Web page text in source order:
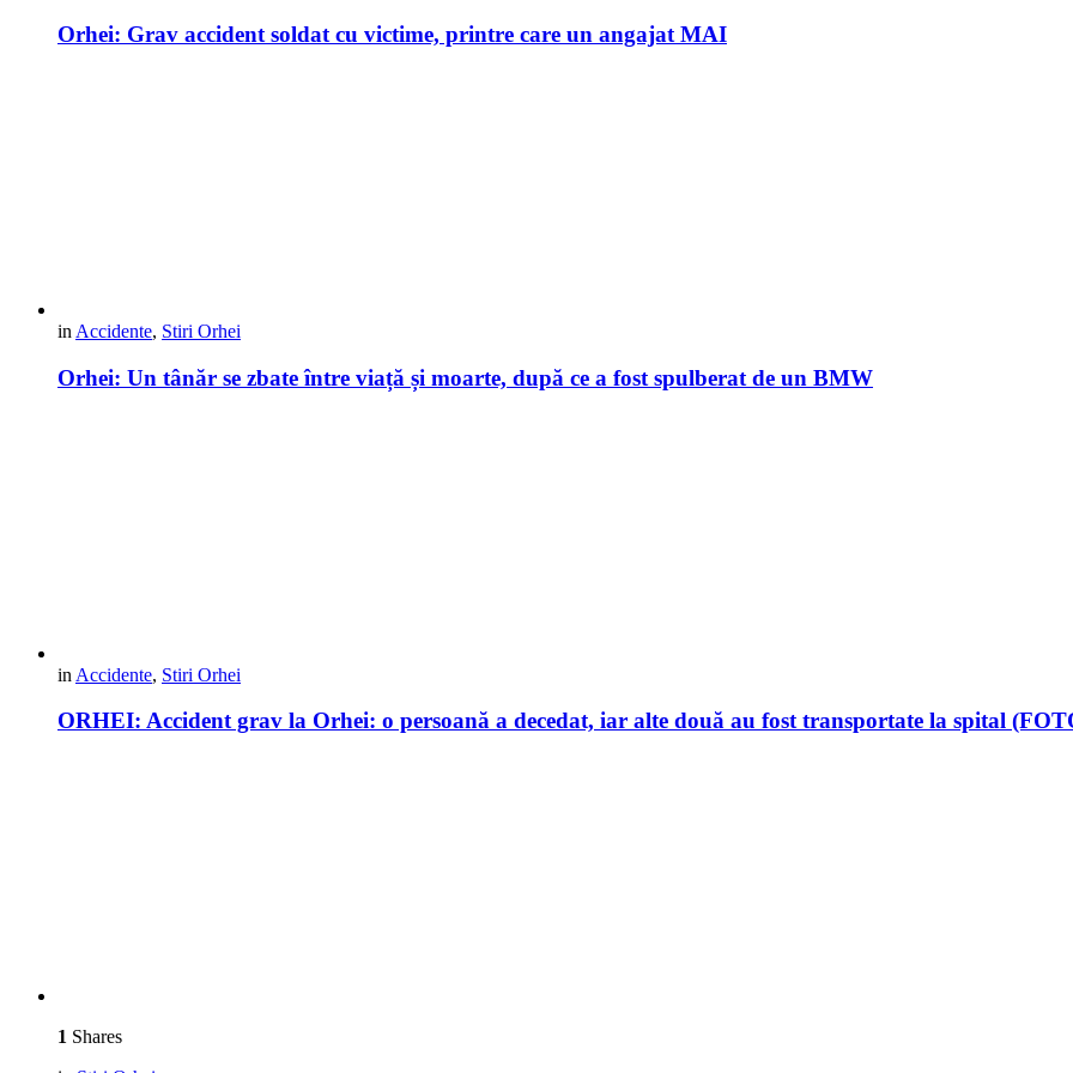
Orhei: Grav accident soldat cu victime, printre care un angajat MAI
in Accidente, Stiri Orhei
Orhei: Un tânăr se zbate între viață și moarte, după ce a fost spulberat de un BMW
in Accidente, Stiri Orhei
ORHEI: Accident grav la Orhei: o persoană a decedat, iar alte două au fost transportate la spital
1 Shares